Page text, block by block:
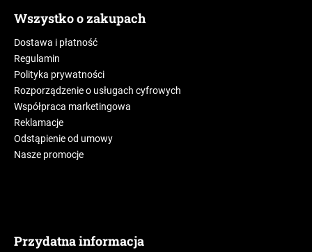
Wszystko o zakupach
Dostawa i płatność
Regulamin
Polityka prywatności
Rozporządzenie o usługach cyfrowych
Współpraca marketingowa
Reklamacje
Odstąpienie od umowy
Nasze promocje
Przydatna informacja